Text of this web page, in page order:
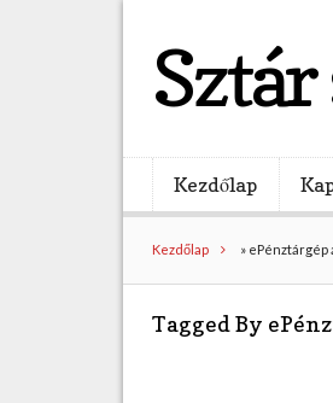
Kezdőlap
Kezdőlap » ePénztárgép
Tagged By